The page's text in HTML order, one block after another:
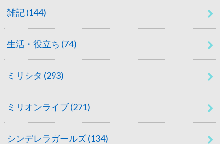
雑記(144)
生活・役立ち (74)
ミリシタ (293)
ミリオンライブ(271)
シンデレラガールズ(134)